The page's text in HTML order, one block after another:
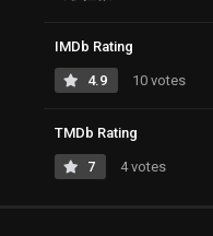
IMDb Rating
4.9 10 votes
TMDb Rating
7 4 votes